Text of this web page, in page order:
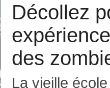
Décollez
des
La vieille